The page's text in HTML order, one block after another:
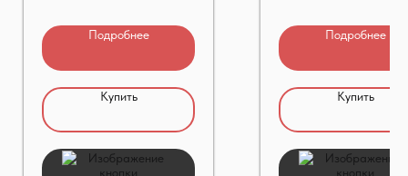
Подробнее
Купить
Подробнее
Купить